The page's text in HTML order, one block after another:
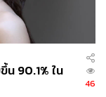
กองบรรณาธิการ
ผู้เสพติดโลก
ลยี และชอบสำรวจ
มาถอดรหัสความ
าใจง่าย สนุก และได้
น 90.1% ใน
46